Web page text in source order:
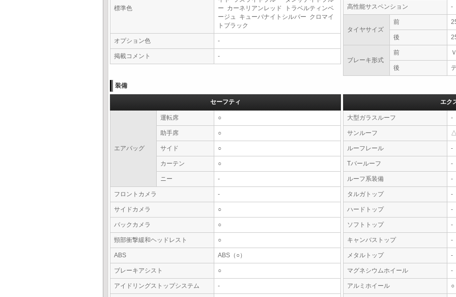
標準色
ー カーネリアンレッド トラベルティンベ
ージュ キューバナイトシルバー クロマイ
トブラック
オプション色 -
掲載コメント -
高性能サスペンション -
タイヤサイズ
前
後
ブレーキ形式
前
後
装備
セーフティ
エアバッグ
運転席 ○
助手席 ○
サイド ○
カーテン ○
ニー -
フロントカメラ -
サイドカメラ ○
バックカメラ ○
頸部衝撃緩和ヘッドレスト ○
ABS ABS（○）
ブレーキアシスト ○
アイドリングストップシステム -
エク
大型ガラスルーフ -
サンルーフ △
ルーフレール -
Tバールーフ -
ルーフ系装備 -
タルガトップ -
ハードトップ -
ソフトトップ -
キャンバストップ -
メタルトップ -
マグネシウムホイール -
アルミホイール ○